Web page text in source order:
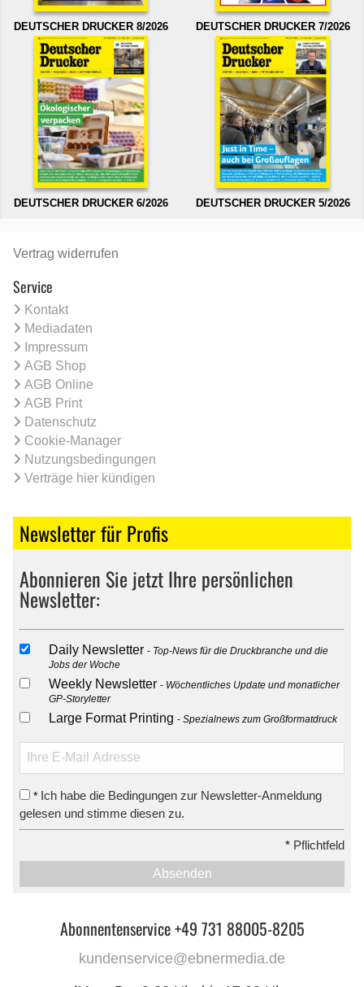
DEUTSCHER DRUCKER 8/2026 DEUTSCHER DRUCKER 7/2026
DEUTSCHER DRUCKER 6/2026 DEUTSCHER DRUCKER 5/2026
Vertrag widerrufen
Service
Kontakt
Mediadaten
Impressum
AGB Shop
AGB Online
AGB Print
Datenschutz
Cookie-Manager
Nutzungsbedingungen
Verträge hier kündigen
Newsletter für Profis
Abonnieren Sie jetzt Ihre persönlichen
Newsletter:
Daily Newsletter
Top-News für die Druckbranche und die
Jobs der Woche
Weekly Newsletter
Wöchentliches Update und monatlicher
GP-Storyletter
Large Format Printing Spezialnews zum Großformatdruck
* Ich habe die Bedingungen zur Newsletter-Anmeldung
gelesen und stimme diesen zu.
* Pflichtfeld
Absenden
Abonnentenservice +49 731 88005-8205
kundenservice@ebnermedia.de